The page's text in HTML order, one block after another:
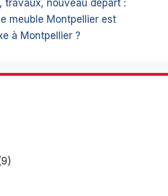
travaux, nouveau départ :
meuble Montpellier est
à Montpellier ?